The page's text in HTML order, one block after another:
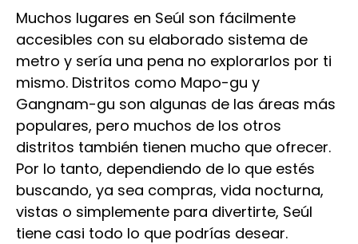
Muchos lugares en Seúl son fácilmente
accesibles con su elaborado sistema de
metro y sería una pena no explorarlos por ti
mismo. Distritos como Mapo-gu y
Gangnam-gu son algunas de las áreas más
populares, pero muchos de los otros
distritos también tienen mucho que ofrecer.
Por lo tanto, dependiendo de lo que estés
buscando, ya sea compras, vida nocturna,
vistas o simplemente para divertirte, Seúl
tiene casi todo lo que podrías desear.